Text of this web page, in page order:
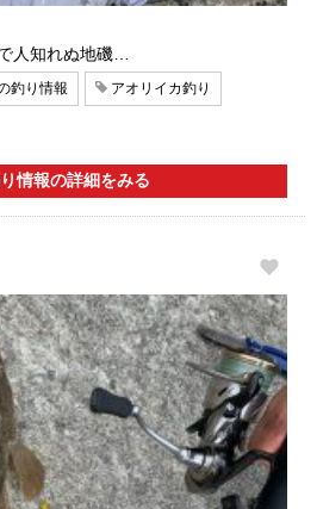
人知れぬ地磯…
釣り情報 アオリイカ釣り
情報の詳細をみる